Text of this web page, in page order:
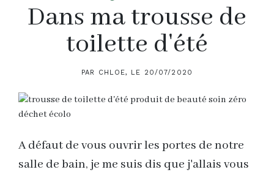
Dans ma trousse de
toilette d'été
PAR CHLOE, LE 20/07/2020
A défaut de vous ouvrir les portes de notre
salle de bain, je me suis dis que j'allais vous